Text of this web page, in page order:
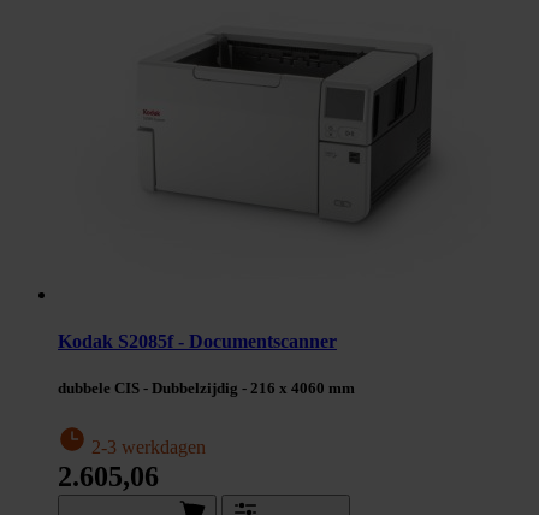
Kodak S2085f - Documentscanner
dubbele CIS - Dubbelzijdig - 216 x 4060 mm
2-3 werkdagen
2.605,06